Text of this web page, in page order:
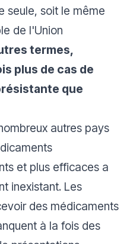
seule, soit le même
de l'Union
termes,
plus de cas de
que
autres pays
et plus efficaces a
inexistant. Les
des médicaments
à la fois des